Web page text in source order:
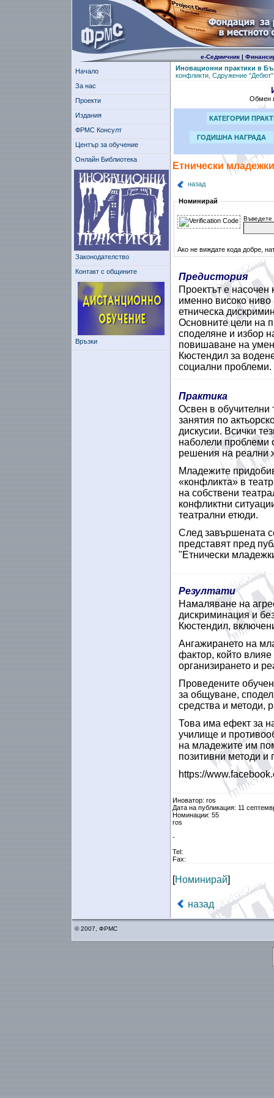
е-Седмичник|
Начало
За нас
Проекти
Издания
ФРМС Консулт
Център за обучение
Онлайн Библиотека
Законодателство
Контакт с общините
Връзки
Иновационни практики в
конфликти, Сдружение "Дебют"
Обмен
КАТЕГОРИИ
ГОДИШНА НАГРАДА
Етнически
назад
Номинирай
Въведете
Ако не виждате кода добре,
Предистория
Проектът е
именно високо
етническа
Основните цели на
споделяне и избор
повишаване на
Кюстендил за
социални проблеми.
Практика
Освен в обучителни
занятия по
дискусии. Всички
наболели проблеми
решения на реални
Младежите
«конфликта» в
на собствени
конфликтни
театрални етюди.
След завършената
представят пред
"Етнически
Резултати
Намаляване на
дискриминация и
Кюстендил,
Ангажирането на
фактор, който влияе
организирането и
Проведените
за общуване,
средства и методи,
Това има ефект за
училище и
на младежите им
позитивни методи и
https://
Иноватор: ros
Дата на публикация: 11
Номинации: 55
ros
-
Tel:
Fax:
[Номинирай]
назад
© 2007, ФРМС